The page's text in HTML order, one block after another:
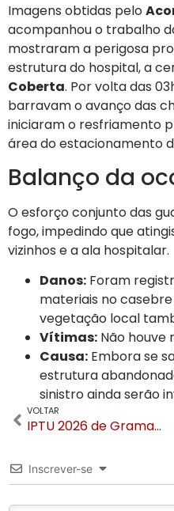
Imagens obtidas pelo
acompanhou o trabalho
mostraram a perigosa
estrutura do hospital, a
Coberta. Por volta das
barravam o avanço das
iniciaram o resfriamento
área do estacionamento
Balanço da
O esforço conjunto das
fogo, impedindo que
vizinhos e a ala hospitalar.
Danos: Foram
materiais no
vegetação local
Vítimas: Não houve
Causa: Embora se
estrutura
sinistro ainda serão
VOLTAR
IPTU 2026 de Gramado já está disponível para emissão online
Inscrever-se